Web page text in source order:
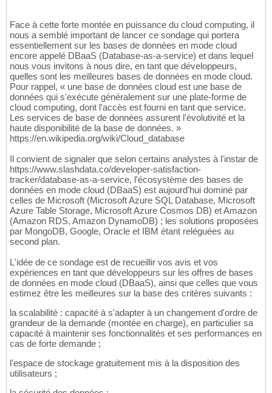
Face à cette forte montée en puissance du cloud computing, il
nous a semblé important de lancer ce sondage qui portera
essentiellement sur les bases de données en mode cloud
encore appelé DBaaS (Database-as-a-service) et dans lequel
nous vous invitons à nous dire, en tant que développeurs,
quelles sont les meilleures bases de données en mode cloud.
Pour rappel, « une base de données cloud est une base de
données qui s'exécute généralement sur une plate-forme de
cloud computing, dont l'accès est fourni en tant que service.
Les services de base de données assurent l'évolutivité et la
haute disponibilité de la base de données. »
https://en.wikipedia.org/wiki/Cloud_database
Il convient de signaler que selon certains analystes à l'instar de
https://www.slashdata.co/developer-satisfaction-
tracker/database-as-a-service, l'écosystème des bases de
données en mode cloud (DBaaS) est aujourd'hui dominé par
celles de Microsoft (Microsoft Azure SQL Database, Microsoft
Azure Table Storage, Microsoft Azure Cosmos DB) et Amazon
(Amazon RDS, Amazon DynamoDB) ; les solutions proposées
par MongoDB, Google, Oracle et IBM étant reléguées au
second plan.
L'idée de ce sondage est de recueillir vos avis et vos
expériences en tant que développeurs sur les offres de bases
de données en mode cloud (DBaaS), ainsi que celles que vous
estimez être les meilleures sur la base des critères suivants :
la scalabilité : capacité à s'adapter à un changement d'ordre de
grandeur de la demande (montée en charge), en particulier sa
capacité à maintenir ses fonctionnalités et ses performances en
cas de forte demande ;
l'espace de stockage gratuitement mis à la disposition des
utilisateurs ;